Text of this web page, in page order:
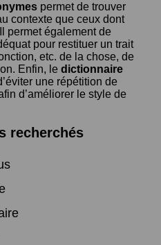
permet de trouver
contexte que ceux dont
permet également de
pour restituer un trait
etc. de la chose, de
Enfin, le dictionnaire
une répétition de
d’améliorer le style de
recherchés